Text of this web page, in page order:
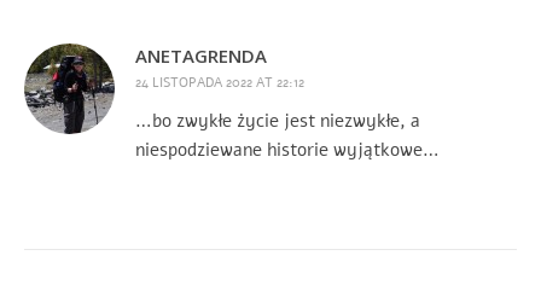
ANETAGRENDA
24 LISTOPADA 2022 AT 22:12
…bo zwykłe życie jest niezwykłe, a
niespodziewane historie wyjątkowe…